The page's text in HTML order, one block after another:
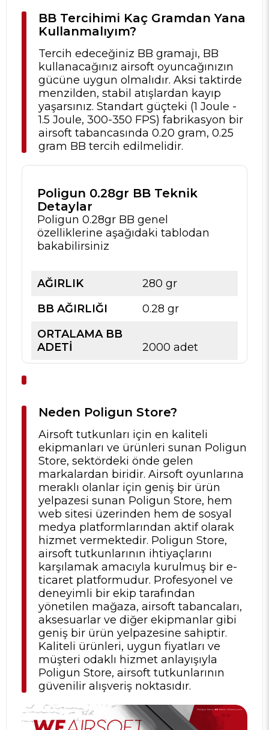
BB Tercihimi Kaç Gramdan Yana
Kullanmalıyım?
Tercih edeceğiniz BB gramajı, BB
kullanacağınız airsoft oyuncağınızın
gücüne uygun olmalıdır. Aksi taktirde
menzilden, stabil atışlardan kayıp
yaşarsınız. Standart güçteki (1 Joule -
1.5 Joule, 300-350 FPS) fabrikasyon bir
airsoft tabancasında 0.20 gram, 0.25
gram BB tercih edilmelidir.
Poligun 0.28gr BB Teknik
Detaylar
Poligun 0.28gr BB genel
özelliklerine aşağıdaki tablodan
bakabilirsiniz
AĞIRLIK
280 gr
BB AĞIRLIĞI
0.28 gr
ORTALAMA BB
ADETİ
2000 adet
Neden Poligun Store?
Airsoft tutkunları için en kaliteli
ekipmanları ve ürünleri sunan Poligun
Store, sektördeki önde gelen
markalardan biridir. Airsoft oyunlarına
meraklı olanlar için geniş bir ürün
yelpazesi sunan Poligun Store, hem
web sitesi üzerinden hem de sosyal
medya platformlarından aktif olarak
hizmet vermektedir. Poligun Store,
airsoft tutkunlarının ihtiyaçlarını
karşılamak amacıyla kurulmuş bir e-
ticaret platformudur. Profesyonel ve
deneyimli bir ekip tarafından
yönetilen mağaza, airsoft tabancaları,
aksesuarlar ve diğer ekipmanlar gibi
geniş bir ürün yelpazesine sahiptir.
Kaliteli ürünleri, uygun fiyatları ve
müşteri odaklı hizmet anlayışıyla
Poligun Store, airsoft tutkunlarının
güvenilir alışveriş noktasıdır.